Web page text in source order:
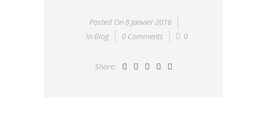
Posted On8 Janvier 2016
InBlog 0 Comments 0
Share: